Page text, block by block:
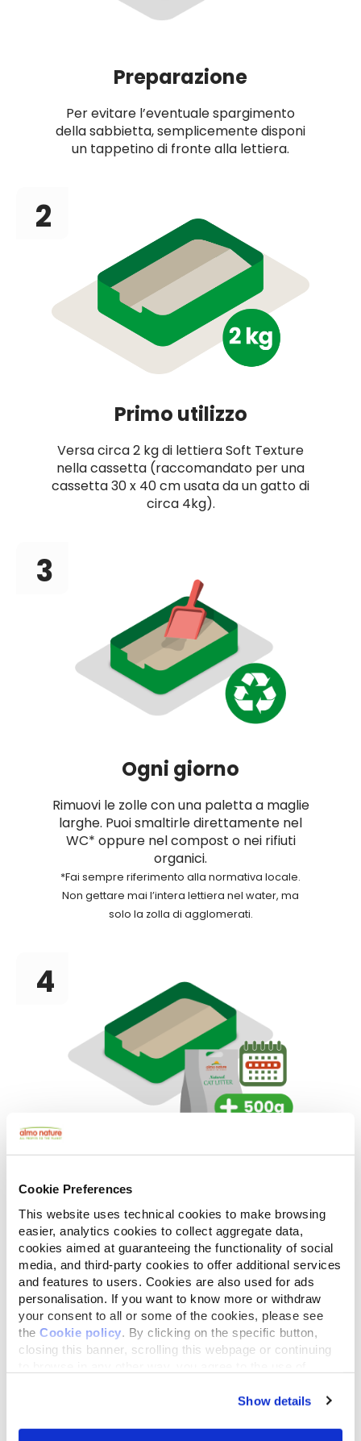
Cookie Preferences
This website uses technical cookies to make browsing
easier, analytics cookies to collect aggregate data,
cookies aimed at guaranteeing the functionality of social
media, and third-party cookies to offer additional services
and features to users. Cookies are also used for ads
personalisation. If you want to know more or withdraw
your consent to all or some of the cookies, please see
the Cookie policy . By clicking on the specific button,
closing this banner, scrolling this webpage or continuing
Show details
Preparazione
Per evitare l’eventuale spargimento
della sabbietta, semplicemente disponi
un tappetino di fronte alla lettiera.
2
Primo utilizzo
Versa circa 2 kg di lettiera Soft Texture
nella cassetta (raccomandato per una
cassetta 30 x 40 cm usata da un gatto di
circa 4kg).
3
Ogni giorno
Rimuovi le zolle con una paletta a maglie
larghe. Puoi smaltirle direttamente nel
WC* oppure nel compost o nei rifiuti
organici.
*Fai sempre riferimento alla normativa locale.
Non gettare mai l’intera lettiera nel water, ma
solo la zolla di agglomerati.
4
Ripristina “la base” versando circa 500 g
di prodotto (per un gatto di 4 kg) per
evitare che la lettiera si attacchi al
fondo della cassetta.
5